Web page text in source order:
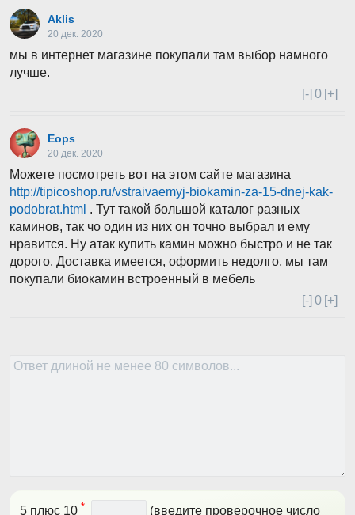
Aklis
20 дек. 2020
мы в интернет магазине покупали там выбор намного
лучше.​
[-] 0 [+]
Eops
20 дек. 2020
Можете посмотреть вот на этом сайте магазина
http://tipicoshop.ru/vstraivaemyj-biokamin-za-15-dnej-kak-
podobrat.html . Тут такой большой каталог разных
каминов, так чо один из них он точно выбрал и ему
нравится. Ну атак купить камин можно быстро и не так
дорого. Доставка имеется, оформить недолго, мы там
покупали биокамин встроенный в мебель
[-] 0 [+]
5 плюс 10 *
(введите проверочное число